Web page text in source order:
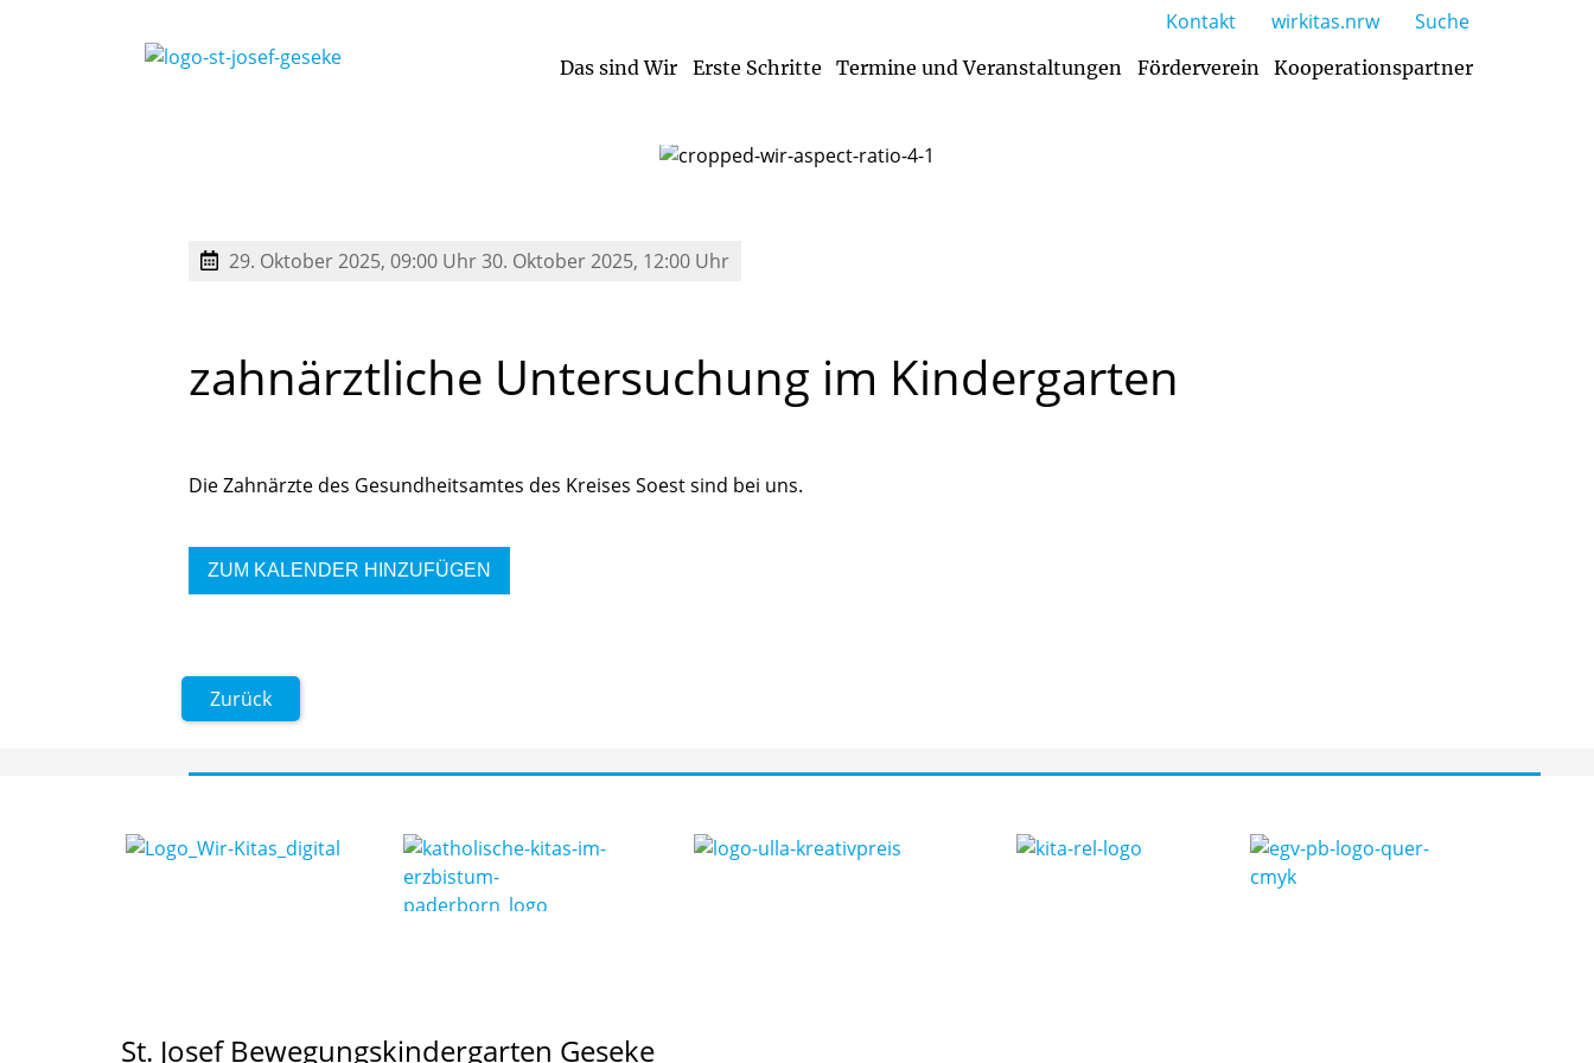
Das sind Wir Erste Schritte Termine und Veranstaltungen Förderverein Kooperationspartner
Kontakt wirkitas.nrw Suche
29. Oktober 2025, 09:00 Uhr30. Oktober 2025, 12:00 Uhr
zahnärztliche Untersuchung im Kindergarten
Die Zahnärzte des Gesundheitsamtes des Kreises Soest sind bei uns.
ZUM KALENDER HINZUFÜGEN
Zurück
St. Josef Bewegungskindergarten Geseke